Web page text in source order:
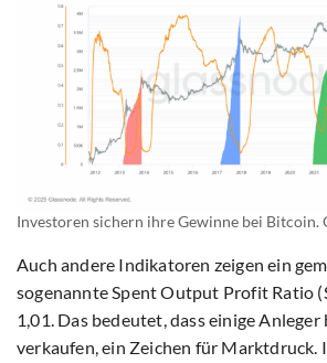
Investoren sichern ihre Gewinne bei Bitcoin.
Auch andere Indikatoren zeigen ein
sogenannte Spent Output Profit Ratio
1,01. Das bedeutet, dass einige
verkaufen, ein Zeichen für Marktdruck.